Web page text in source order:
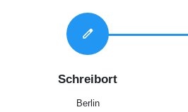
edit
Schreibort
Berlin